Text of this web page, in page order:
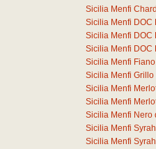
Sicilia Menfi
Sicilia Menfi DOC
Sicilia Menfi DOC
Sicilia Menfi DOC
Sicilia Menfi
Sicilia Menfi
Sicilia Menfi
Sicilia Menfi
Sicilia Menfi Nero
Sicilia Menfi
Sicilia Menfi